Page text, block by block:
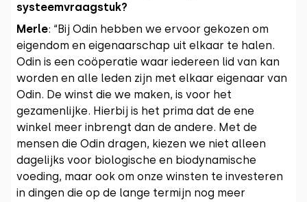
systeemvraagstuk?
Merle: “Bij Odin hebben we ervoor gekozen om
eigendom en eigenaarschap uit elkaar te halen.
Odin is een coöperatie waar iedereen lid van kan
worden en alle leden zijn met elkaar eigenaar van
Odin. De winst die we maken, is voor het
gezamenlijke. Hierbij is het prima dat de ene
winkel meer inbrengt dan de andere. Met de
mensen die Odin dragen, kiezen we niet alleen
dagelijks voor biologische en biodynamische
voeding, maar ook om onze winsten te investeren
in dingen die op de lange termijn nog meer